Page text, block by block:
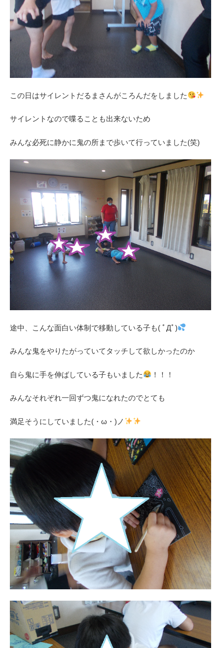
この日はサイレントだるまさんがころんだをしました
サイレントなので喋ることも出来ないため
みんな必死に静かに鬼の所まで歩いて行っていました(笑)
途中、こんな面白い体制で移動している子も( ﾟДﾟ)
みんな鬼をやりたがっていてタッチして欲しかったのか
自ら鬼に手を伸ばしている子もいました ！！！
みんなそれぞれ一回ずつ鬼になれたのでとても
満足そうにしていました(・ω・)ノ